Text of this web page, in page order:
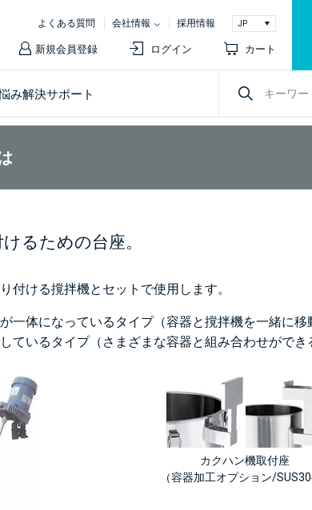
よくある質問 会社情報 採用情報
新規会員登録 ログイン カート
み解決サポート
るための台座。
付ける撹拌機とセットで使用します。
一体になっているタイプ（容器と撹拌機を一緒に移
ているタイプ（さまざまな容器と組み合わせがで
カクハン機取付座
（容器加工オプション/